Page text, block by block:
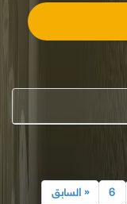
« السابق 6